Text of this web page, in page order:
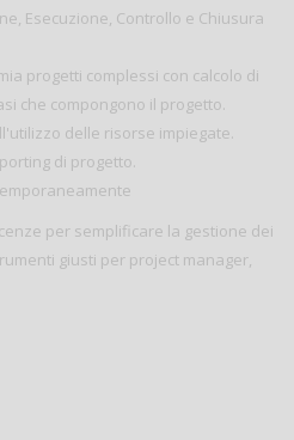
Esecuzione, Controllo e Chiusura
progetti complessi con calcolo di
che compongono il progetto.
delle risorse impiegate.
di progetto.
per semplificare la gestione dei
giusti per project manager,